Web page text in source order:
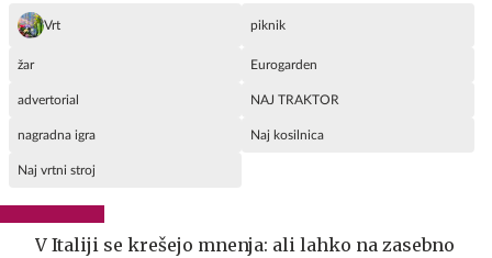
Vrt piknik
žar Eurogarden
advertorial NAJ TRAKTOR
nagradna igra Naj kosilnica
Naj vrtni stroj
V Italiji se krešejo mnenja: ali lahko na zasebno